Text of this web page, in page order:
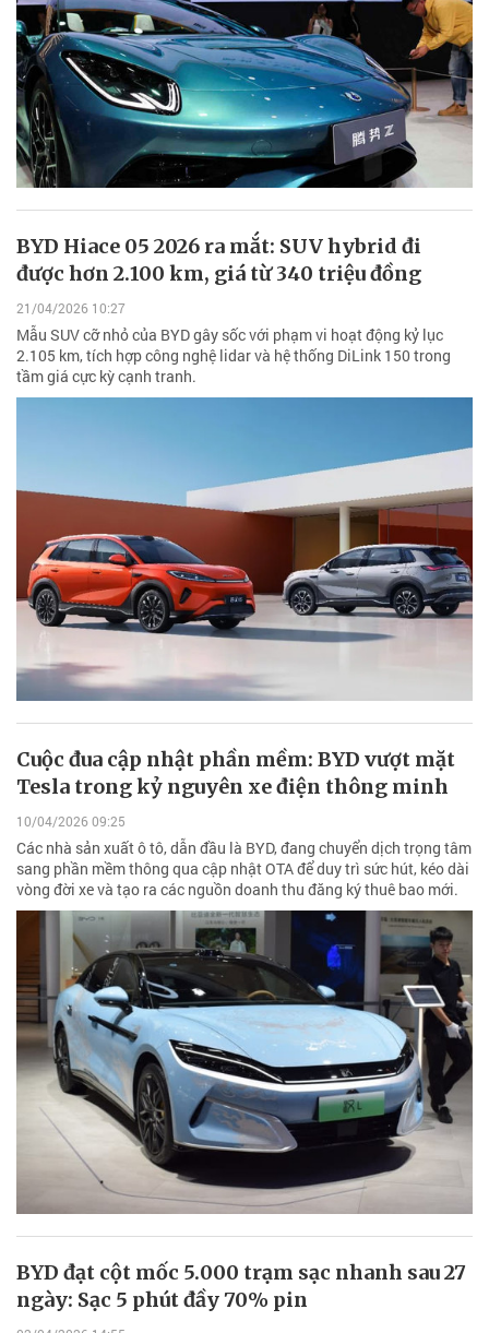
BYD Hiace 05 2026 ra mắt: SUV hybrid đi
được hơn 2.100 km, giá từ 340 triệu đồng
21/04/2026 10:27
Mẫu SUV cỡ nhỏ của BYD gây sốc với phạm vi hoạt động kỷ lục
2.105 km, tích hợp công nghệ lidar và hệ thống DiLink 150 trong
tầm giá cực kỳ cạnh tranh.
Cuộc đua cập nhật phần mềm: BYD vượt mặt
Tesla trong kỷ nguyên xe điện thông minh
10/04/2026 09:25
Các nhà sản xuất ô tô, dẫn đầu là BYD, đang chuyển dịch trọng tâm
sang phần mềm thông qua cập nhật OTA để duy trì sức hút, kéo dài
vòng đời xe và tạo ra các nguồn doanh thu đăng ký thuê bao mới.
BYD đạt cột mốc 5.000 trạm sạc nhanh sau 27
ngày: Sạc 5 phút đầy 70% pin